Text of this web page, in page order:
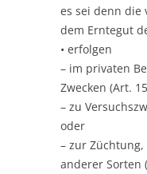
es sei denn die
dem Erntegut
• erfolgen
– im privaten
Zwecken (Art.
– zu
oder
– zur
anderer Sorten